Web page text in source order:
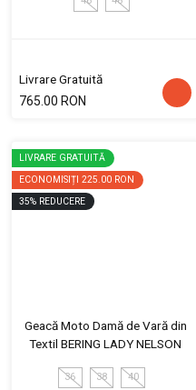
Livrare Gratuită
765.00 RON
LIVRARE GRATUITĂ
ECONOMISIȚI 225.00 RON
35% REDUCERE
Geacă Moto Damă de Vară din
Textil BERING LADY NELSON
36 38 40